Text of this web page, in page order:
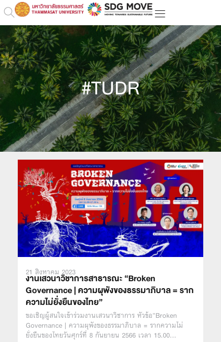
#TUDR
21 สิงหาคม 2023
งานเสวนาวิชาการสาธารณะ “Broken
Governance | ความผุพังของธรรมาภิบาล = ราก
ความไม่ยั่งยืนของไทย”
ขอเชิญผู้สนใจเข้าร่วมงานเสวนาวิชาการ หัวข้อ”Broken
Governance | ความผุพังของธรรมาภิบาล = รากความไม่
ยั่งยืนของไทยวันศุกร์ที่ 8 กันยายน 2566 เวลา 15.00…